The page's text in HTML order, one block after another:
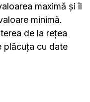
maximă și îl
minimă.
de la rețea
plăcuța cu date